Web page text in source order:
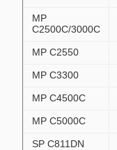
MP
C2500C/3000C
MP C2550
MP C3300
MP C4500C
MP C5000C
SP C811DN